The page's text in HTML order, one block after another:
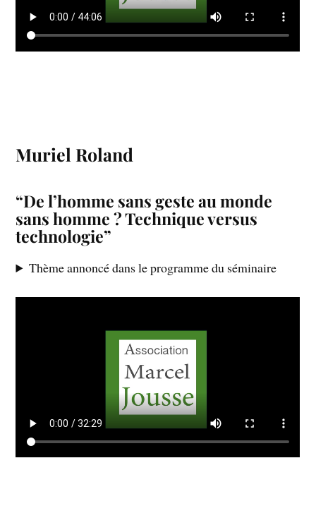
Muriel Roland
“De l’homme sans geste au monde
sans homme ? Technique versus
technologie”
Thème annoncé dans le programme du séminaire